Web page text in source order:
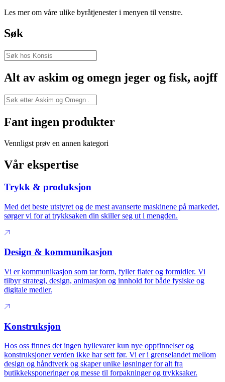
Les mer om våre ulike byråtjenester i menyen til venstre.
Søk
Alt av askim og omegn jeger og fisk, aojff
Fant ingen produkter
Vennligst prøv en annen kategori
Vår ekspertise
Trykk & produksjon
Med det beste utstyret og de mest avanserte maskinene på markedet,
sørger vi for at trykksaken din skiller seg ut i mengden.
Design & kommunikasjon
Vi er kommunikasjon som tar form, fyller flater og formidler. Vi
tilbyr strategi, design, animasjon og innhold for både fysiske og
digitale medier.
Konstruksjon
Hos oss finnes det ingen hyllevarer kun nye oppfinnelser og
konstruksjoner verden ikke har sett før. Vi er i grenselandet mellom
design og håndtverk og skaper unike løsninger for alt fra
butikkeksponeringer og messe til forpakninger og trykksaker.